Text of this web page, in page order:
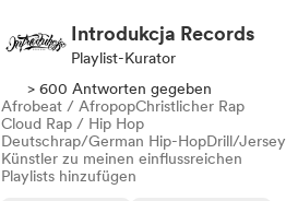
Introdukcja Records
Playlist-Kurator
> 600 Antworten gegeben
Afrobeat / AfropopChristlicher Rap
Cloud Rap / Hip Hop
Deutschrap/German Hip-HopDrill/Jersey
Künstler zu meinen einflussreichen
Playlists hinzufügen